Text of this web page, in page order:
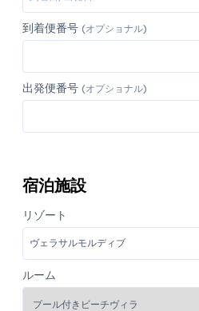
到着便番号 (オプショナル)
出発便番号 (オプショナル)
宿泊施設
リゾート
ルーム